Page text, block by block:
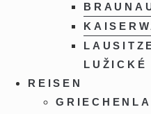
LUŽICKÉ
REISEN